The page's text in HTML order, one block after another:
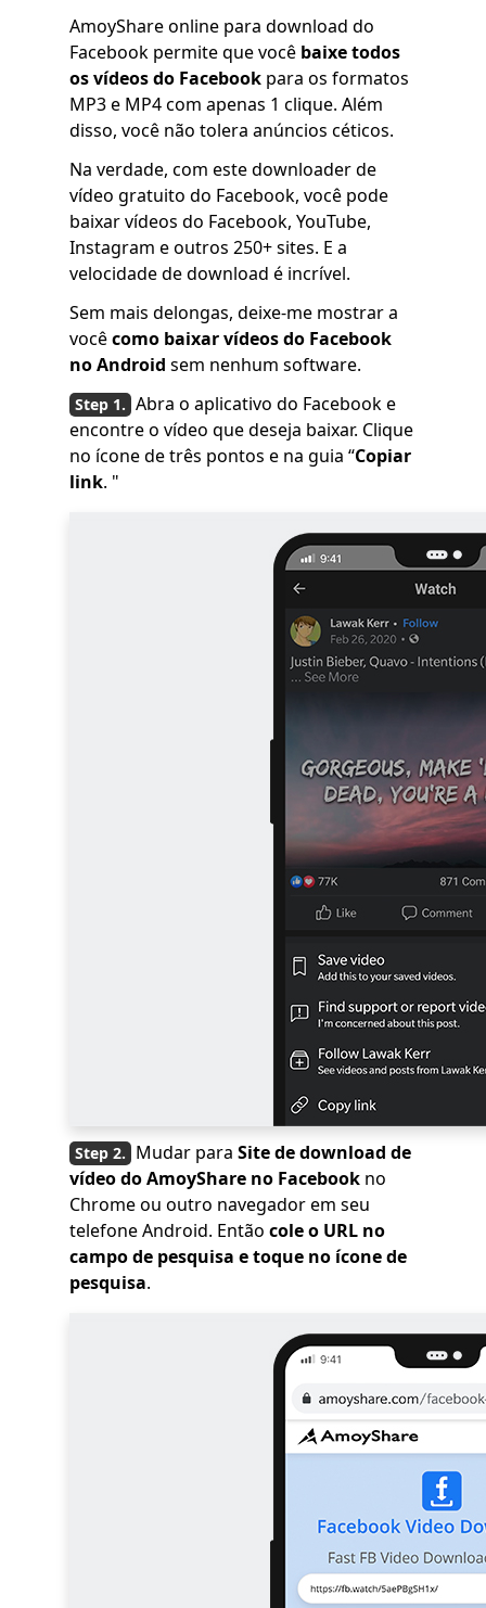
AmoyShare online para download do
Facebook permite que você baixe todos
os vídeos do Facebook para os formatos
MP3 e MP4 com apenas 1 clique. Além
disso, você não tolera anúncios céticos.
Na verdade, com este downloader de
vídeo gratuito do Facebook, você pode
baixar vídeos do Facebook, YouTube,
Instagram e outros 250+ sites. E a
velocidade de download é incrível.
Sem mais delongas, deixe-me mostrar a
vocêcomo baixar vídeos do Facebook
no Android sem nenhum software.
Abra o aplicativo do Facebook e
encontre o vídeo que deseja baixar. Clique
no ícone de três pontos e na guia “Copiar
link. "
Mudar para Site de download de
vídeo do AmoyShare no Facebook no
Chrome ou outro navegador em seu
telefone Android. Então cole o URL no
campo de pesquisa e toque no ícone de
pesquisa.